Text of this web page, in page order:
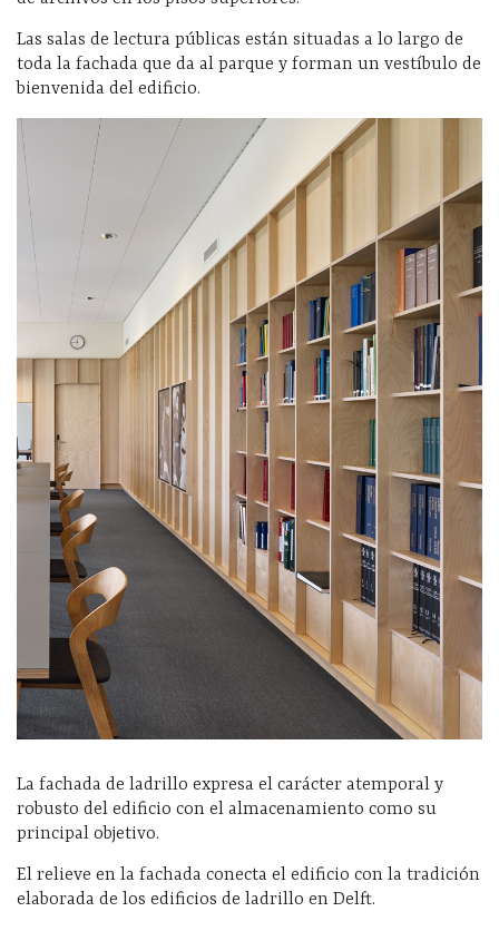
Las salas de lectura públicas están situadas a lo largo de
toda la fachada que da al parque y forman un vestíbulo de
bienvenida del edificio.
La fachada de ladrillo expresa el carácter atemporal y
robusto del edificio con el almacenamiento como su
principal objetivo.
El relieve en la fachada conecta el edificio con la tradición
elaborada de los edificios de ladrillo en Delft.